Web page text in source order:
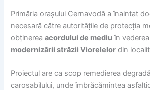
Primăria orașului Cernavodă a înaintat
necesară către autoritățile de protecția
obținereaacordului de mediu în vederea
modernizării străzii Viorelelor din
Proiectul are ca scop remedierea
carosabilului, unde îmbrăcămintea